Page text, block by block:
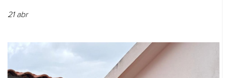
21 abr